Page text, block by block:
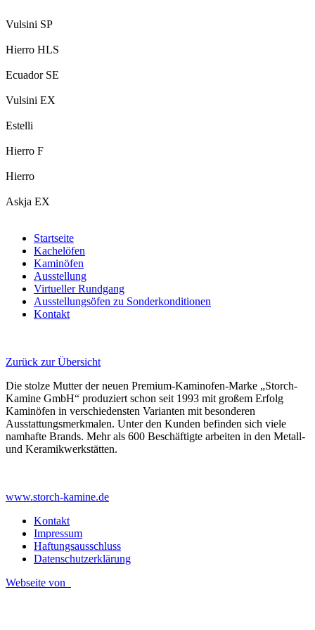
Vulsini SP
Hierro HLS
Ecuador SE
Vulsini EX
Estelli
Hierro F
Hierro
Askja EX
Startseite
Kachelöfen
Kaminöfen
Ausstellung
Virtueller Rundgang
Ausstellungsöfen zu Sonderkonditionen
Kontakt
Zurück zur Übersicht
Die stolze Mutter der neuen Premium-Kaminofen-Marke „Storch-
Kamine GmbH“ produziert schon seit 1993 mit großem Erfolg
Kaminöfen in verschiedensten Varianten mit besonderen
Ausstattungsmerkmalen. Unter den Kunden befinden sich viele
namhafte Brands. Mehr als 600 Beschäftigte arbeiten in den Metall-
und Keramikwerkstätten.
www.storch-kamine.de
Kontakt
Impressum
Haftungsausschluss
Datenschutzerklärung
Webseite von